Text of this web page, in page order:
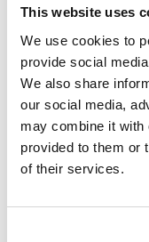
This website uses
We use cookies to
provide social
We also share
our social media,
may combine it with
provided to them or
of their services.
crítica a
co ......